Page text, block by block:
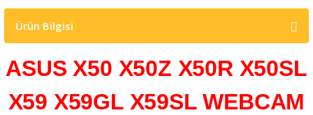
Ürün Bilgisi
ASUS X50 X50Z X50R X50SL
X59 X59GL X59SL WEBCAM